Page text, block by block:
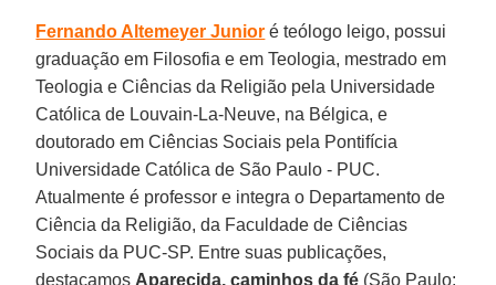
Fernando Altemeyer Junior é teólogo leigo, possui
graduação em Filosofia e em Teologia, mestrado em
Teologia e Ciências da Religião pela Universidade
Católica de Louvain-La-Neuve, na Bélgica, e
doutorado em Ciências Sociais pela Pontifícia
Universidade Católica de São Paulo - PUC.
Atualmente é professor e integra o Departamento de
Ciência da Religião, da Faculdade de Ciências
Sociais da PUC-SP. Entre suas publicações,
destacamos Aparecida, caminhos da fé (São Paulo: